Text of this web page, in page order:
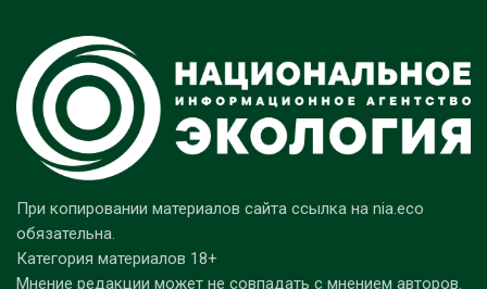
При копировании материалов сайта ссылка на nia.eco
обязательна.
Категория материалов 18+
Мнение редакции может не совпадать с мнением авторов.